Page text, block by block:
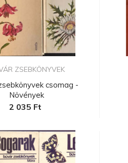
ZSEBKÖNYVEK
csomag -
Növények
2 035 Ft